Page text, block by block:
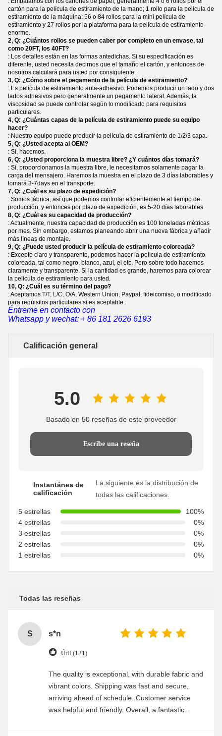
cartón para la película de estiramiento de la mano; 1 rollo para la película de
estiramiento de la máquina; 56 o 84 rollos para la mini película de
estiramiento y 27 rollos por la plataforma para la película de estiramiento
enorme.
2, Q: ¿Cuántos rollos se pueden caber por completo en un envase, tal
como 20FT, los 40FT?
: Los detalles están en las formas antedichas. Si su especificación es
diferente, usted necesita decirnos que el tamaño el cartón, y entonces de
nosotros calculará para usted por consiguiente.
3, Q: ¿Cómo sobre el pegamento de la película de estiramiento?
: Es película de estiramiento auta-adhesivo. Podemos producir un lado y dos
lados adhesivos pero generalmente un pegamento lateral. Además, la
viscosidad se puede controlar según lo modificado para requisitos
particulares.
4, Q: ¿Cuántas capas de la película de estiramiento puede su equipo
hacer?
: Nuestro equipo puede producir la película de estiramiento de 1/2/3 capa.
5, Q: ¿Usted acepta al OEM?
: Sí, hacemos.
6, Q: ¿Usted proporciona la muestra libre? ¿Y cuántos días tomará?
: Sí, proporcionamos la muestra libre, le necesitamos solamente pagar la
carga del mensajero. Haremos la muestra en el plazo de 3 días laborables y
tomará 3-7days en el transporte.
7, Q: ¿Cuál es su plazo de expedición?
: Somos fábrica, así que podemos controlar eficientemente el tiempo de
producción, y entonces por plazo de expedición, es 5-20 días laborables.
8, Q: ¿Cuál es su capacidad de producción?
: Actualmente, nuestra capacidad de producción es 100 toneladas métricas
por mes. Sin embargo, estamos planeando abrir una nueva fábrica y añadir
más líneas de montaje.
9, Q: ¿Puede usted producir la película de estiramiento coloreada?
: Excepto claro y transparente, podemos hacer la película de estiramiento
coloreada, tal como negro, blanco, azul, el etc. Pero sobre todo hacemos
claramente y transparente. Si la cantidad es grande, haremos para colorear
la película de estiramiento para usted.
10, Q: ¿Cuál es su término del pago?
: Aceptamos T/T, L/C, O/A, Western Union, Paypal, fideicomiso, o modificado
para requisitos particulares si es aceptable.
Éntreme en contacto con
Whatsapp y wechat: + 86 181 2626 6193
Calificación general
5.0
Basado en 50 reseñas de este proveedor
Escribe una reseña
Instantánea de
calificación
La siguiente es la distribución de
todas las calificaciones.
5 estrellas
100%
4 estrellas
0%
3 estrellas
0%
2 estrellas
0%
1 estrellas
0%
Todas las reseñas
S s*n
Útil (121)
The quality is exceptional, with durable fabric and
vibrant colors. Shipping was fast and secure,
arriving ahead of schedule. Customer service
was helpful and friendly. Overall, a fantastic